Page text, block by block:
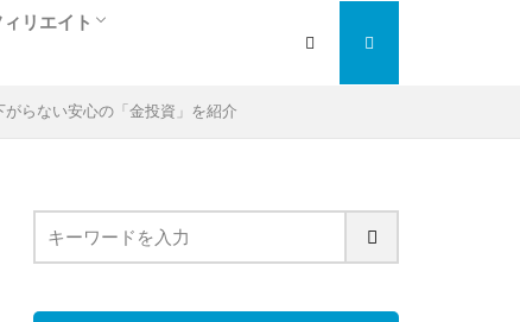
リエイト
らない安心の「金投資」を紹介